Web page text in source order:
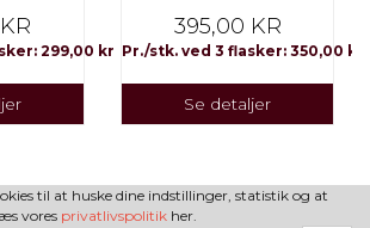
299,00 kr
395,00 KR
Pr./stk. ved 3 flasker: 350,00 kr
Se detaljer
til at huske dine indstillinger, statistik og at
vores privatlivspolitik her.